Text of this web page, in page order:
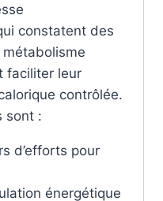
constatent des
faciliter leur
contrôlée.
sont :
d’efforts pour
énergétique